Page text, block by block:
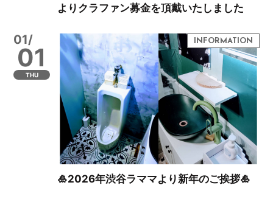
よりクラファン募金を頂戴いたしました
01/
01
THU
🎍2026年渋谷ラママより新年のご挨拶🎍